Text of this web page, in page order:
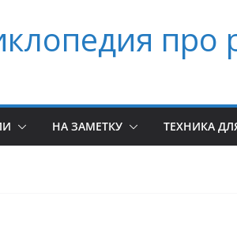
про
НА ЗАМЕТКУ ТЕХНИКА